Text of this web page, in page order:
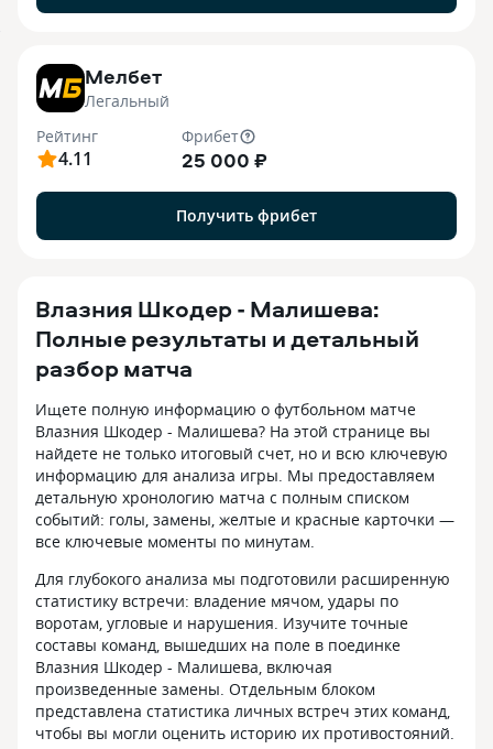
Мелбет
Легальный
Рейтинг
4.11
Фрибет
25 000 ₽
Получить фрибет
Влазния Шкодер - Малишева:
Полные результаты и детальный
разбор матча
Ищете полную информацию о футбольном матче
Влазния Шкодер - Малишева? На этой странице вы
найдете не только итоговый счет, но и всю ключевую
информацию для анализа игры. Мы предоставляем
детальную хронологию матча с полным списком
событий: голы, замены, желтые и красные карточки —
все ключевые моменты по минутам.
Для глубокого анализа мы подготовили расширенную
статистику встречи: владение мячом, удары по
воротам, угловые и нарушения. Изучите точные
составы команд, вышедших на поле в поединке
Влазния Шкодер - Малишева, включая
произведенные замены. Отдельным блоком
представлена статистика личных встреч этих команд,
чтобы вы могли оценить историю их противостояний.